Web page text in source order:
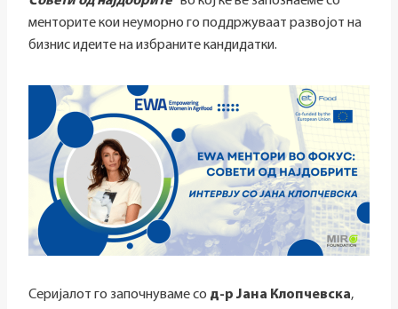
менторите кои неуморно го поддржуваат развојот на
бизнис идеите на избраните кандидатки.
Серијалот го започнуваме со д-р Јана Клопчевска,